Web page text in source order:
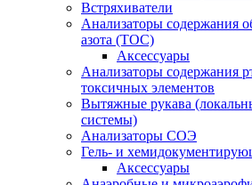
Встряхиватели
Анализаторы содержания
азота (ТОС)
Аксессуары
Анализаторы содержания
токсичных элементов
Вытяжные рукава
системы)
Анализаторы СОЭ
Гель- и
Аксессуары